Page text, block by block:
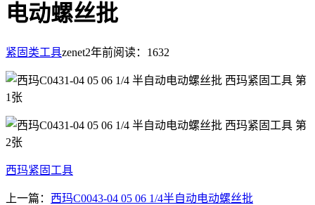
电动螺丝批
紧固类工具zenet2年前阅读：1632
西玛紧固工具
上一篇： 西玛C0043-04 05 06 1/4半自动电动螺丝批